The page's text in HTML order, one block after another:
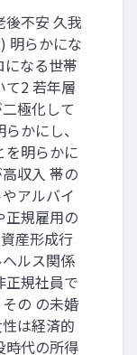
不安 久我
明らかにな
になる世帯
て2 若年層
極化して
かにし、
を明らかに
収入 帯の
アルバイ
正規雇用の
産形成行
ルス関係
正規社員で
の の未婚
は経済的
時代の所得